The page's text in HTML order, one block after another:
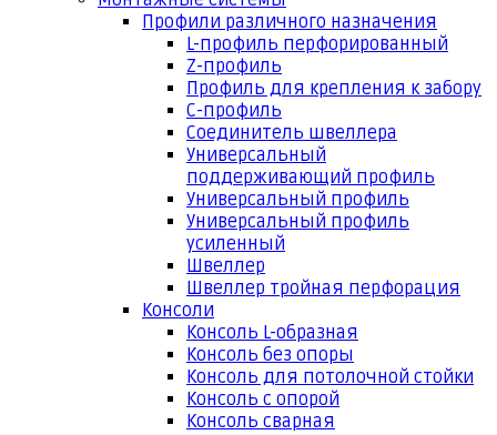
Профили различного назначения
L-профиль перфорированный
Z-профиль
Профиль для крепления к забору
С-профиль
Соединитель швеллера
Универсальный
поддерживающий профиль
Универсальный профиль
Универсальный профиль
усиленный
Швеллер
Швеллер тройная перфорация
Консоли
Консоль L-образная
Консоль без опоры
Консоль для потолочной стойки
Консоль с опорой
Консоль сварная